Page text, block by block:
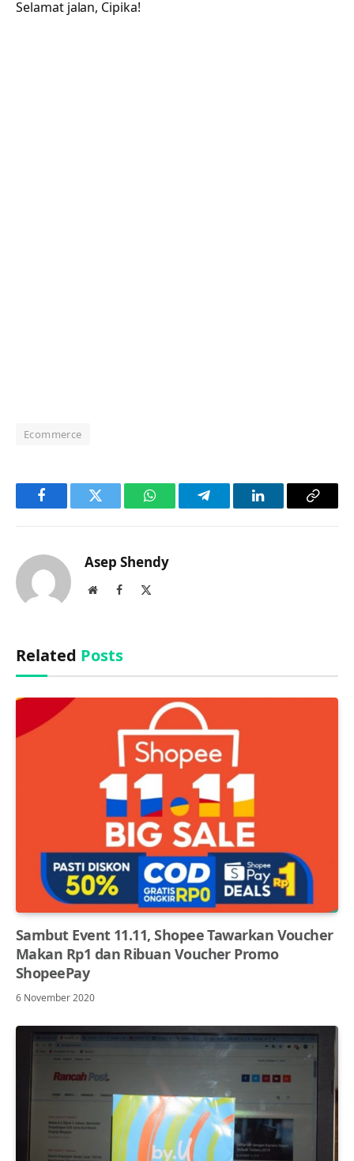
Selamat jalan, Cipika!
Ecommerce
FacebookTwitter WhatsAppTelegramLinkedInCopy
Asep Shendy
WebsiteFacebook
Related Posts
Sambut Event 11.11, Shopee Tawarkan Voucher
Makan Rp1 dan Ribuan Voucher Promo
ShopeePay
6 November 2020